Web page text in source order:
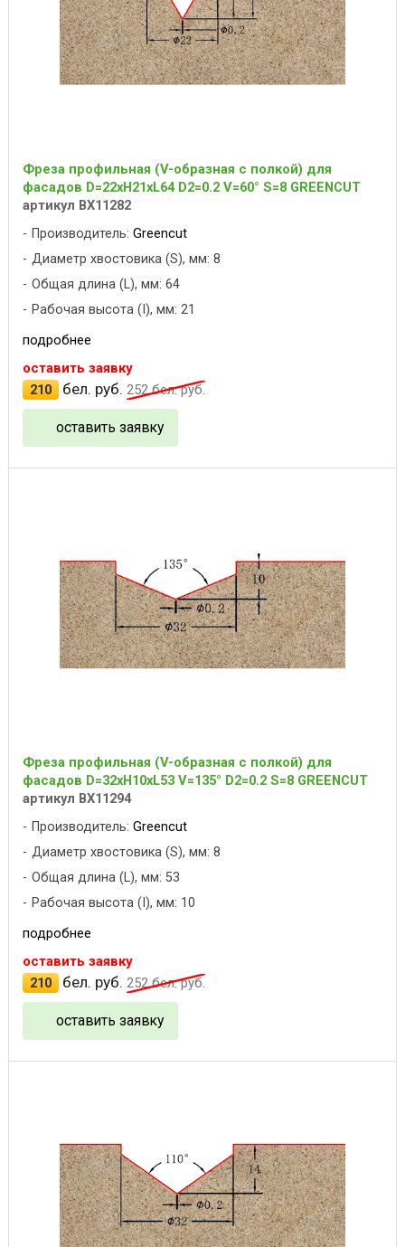
Фреза профильная (V-образная с полкой) для
фасадов D=22xH21xL64 D2=0.2 V=60° S=8 GREENCUT
артикул BX11282
Производитель: Greencut
Диаметр хвостовика (S), мм: 8
Общая длина (L), мм: 64
Рабочая высота (I), мм: 21
подробнее
оставить заявку
210
бел. руб. 252бел. руб.
оставить заявку
Фреза профильная (V-образная с полкой) для
фасадов D=32xH10xL53 V=135° D2=0.2 S=8 GREENCUT
артикул BX11294
Производитель: Greencut
Диаметр хвостовика (S), мм: 8
Общая длина (L), мм: 53
Рабочая высота (I), мм: 10
подробнее
оставить заявку
210
бел. руб. 252бел. руб.
оставить заявку